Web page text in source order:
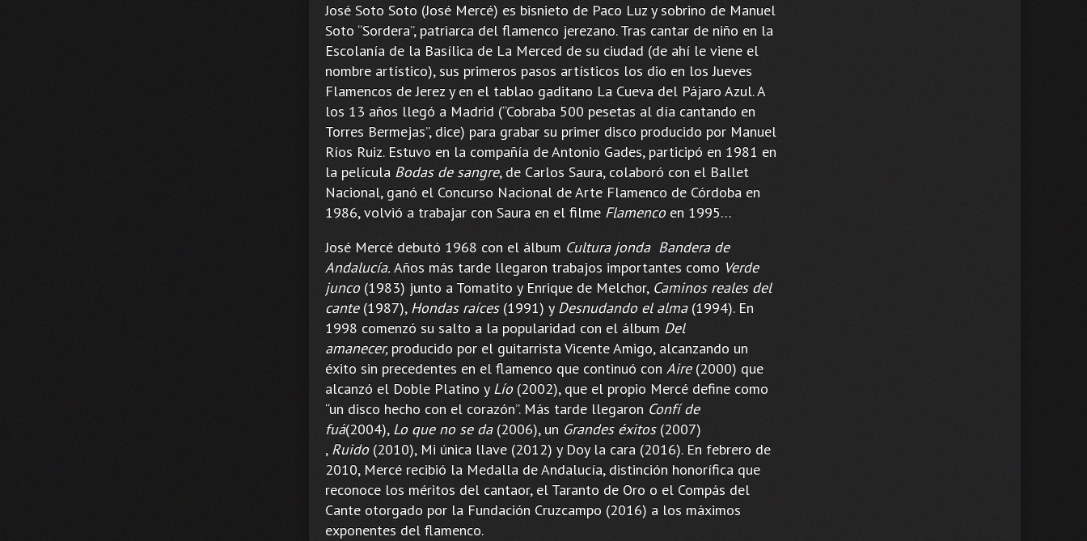
José Soto Soto (José Mercé) es bisnieto de Paco Luz y sobrino de Manuel
Soto “Sordera”, patriarca del flamenco jerezano. Tras cantar de niño en la
Escolanía de la Basílica de La Merced de su ciudad (de ahí le viene el
nombre artístico), sus primeros pasos artísticos los dio en los Jueves
Flamencos de Jerez y en el tablao gaditano La Cueva del Pájaro Azul. A
los 13 años llegó a Madrid (“Cobraba 500 pesetas al día cantando en
Torres Bermejas”, dice) para grabar su primer disco producido por Manuel
Ríos Ruiz. Estuvo en la compañía de Antonio Gades, participó en 1981 en
la película Bodas de sangre, de Carlos Saura, colaboró con el Ballet
Nacional, ganó el Concurso Nacional de Arte Flamenco de Córdoba en
1986, volvió a trabajar con Saura en el filme Flamenco en 1995…
José Mercé debutó 1968 con el álbum Cultura jonda Bandera de
Andalucía. Años más tarde llegaron trabajos importantes como Verde
junco(1983) junto a Tomatito y Enrique de Melchor, Caminos reales del
cante(1987), Hondas raíces(1991) y Desnudando el alma(1994). En
1998 comenzó su salto a la popularidad con el álbum Del
amanecer, producido por el guitarrista Vicente Amigo, alcanzando un
éxito sin precedentes en el flamenco que continuó con Aire(2000) que
alcanzó el Doble Platino y Lío(2002), que el propio Mercé define como
“un disco hecho con el corazón”. Más tarde llegaron Confí de
fuá(2004), Lo que no se da(2006), un Grandes éxitos(2007)
, Ruido(2010), Mi única llave (2012) y Doy la cara (2016). En febrero de
2010, Mercé recibió la Medalla de Andalucía, distinción honorífica que
reconoce los méritos del cantaor, el Taranto de Oro o el Compás del
Cante otorgado por la Fundación Cruzcampo (2016) a los máximos
exponentes del flamenco.